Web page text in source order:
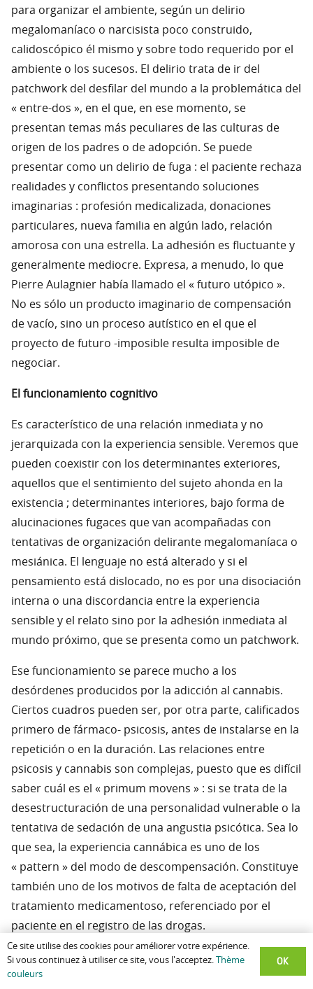
para organizar el ambiente, según un delirio
megalomaníaco o narcisista poco construido,
calidoscópico él mismo y sobre todo requerido por el
ambiente o los sucesos. El delirio trata de ir del
patchwork del desfilar del mundo a la problemática del
« entre-dos », en el que, en ese momento, se
presentan temas más peculiares de las culturas de
origen de los padres o de adopción. Se puede
presentar como un delirio de fuga : el paciente rechaza
realidades y conflictos presentando soluciones
imaginarias : profesión medicalizada, donaciones
particulares, nueva familia en algún lado, relación
amorosa con una estrella. La adhesión es fluctuante y
generalmente mediocre. Expresa, a menudo, lo que
Pierre Aulagnier había llamado el « futuro utópico ».
No es sólo un producto imaginario de compensación
de vacío, sino un proceso autístico en el que el
proyecto de futuro -imposible resulta imposible de
negociar.
El funcionamiento cognitivo
Es característico de una relación inmediata y no
jerarquizada con la experiencia sensible. Veremos que
pueden coexistir con los determinantes exteriores,
aquellos que el sentimiento del sujeto ahonda en la
existencia ; determinantes interiores, bajo forma de
alucinaciones fugaces que van acompañadas con
tentativas de organización delirante megalomaníaca o
mesiánica. El lenguaje no está alterado y si el
pensamiento está dislocado, no es por una disociación
interna o una discordancia entre la experiencia
sensible y el relato sino por la adhesión inmediata al
mundo próximo, que se presenta como un patchwork.
Ese funcionamiento se parece mucho a los
desórdenes producidos por la adicción al cannabis.
Ciertos cuadros pueden ser, por otra parte, calificados
primero de fármaco- psicosis, antes de instalarse en la
repetición o en la duración. Las relaciones entre
psicosis y cannabis son complejas, puesto que es difícil
saber cuál es el « primum movens » : si se trata de la
desestructuración de una personalidad vulnerable o la
tentativa de sedación de una angustia psicótica. Sea lo
que sea, la experiencia cannábica es uno de los
« pattern » del modo de descompensación. Constituye
también uno de los motivos de falta de aceptación del
tratamiento medicamentoso, referenciado por el
paciente en el registro de las drogas.
Observación No. 2. Con 19 años, se le adjudica
condena de 9 meses de prisión por tentativa de robo
Ce site utilise des cookies pour améliorer votre expérience.
Si vous continuez à utiliser ce site, vous l'acceptez.
Thème
couleurs
OK